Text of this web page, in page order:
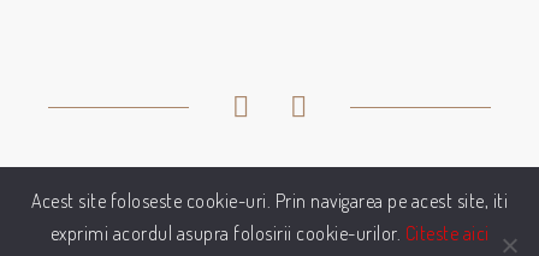
© 2021 - Profilicaffe.ro | Distribuitor Autorizat
ProfiliCaffe Romania
Acest site foloseste cookie-uri. Prin navigarea pe acest site, iti
exprimi acordul asupra folosirii cookie-urilor. Citeste aici